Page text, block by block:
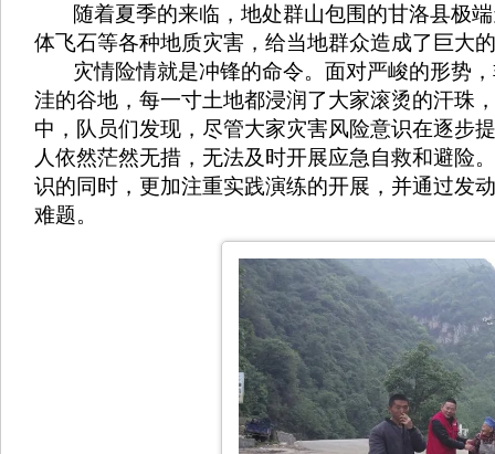
随着夏季的来临，地处群山包围的甘洛县极端
体飞石等各种地质灾害，给当地群众造成了巨大
灾情险情就是冲锋的命令。面对严峻的形势，
洼的谷地，每一寸土地都浸润了大家滚烫的汗珠
中，队员们发现，尽管大家灾害风险意识在逐步
人依然茫然无措，无法及时开展应急自救和避险
识的同时，更加注重实践演练的开展，并通过发
难题。